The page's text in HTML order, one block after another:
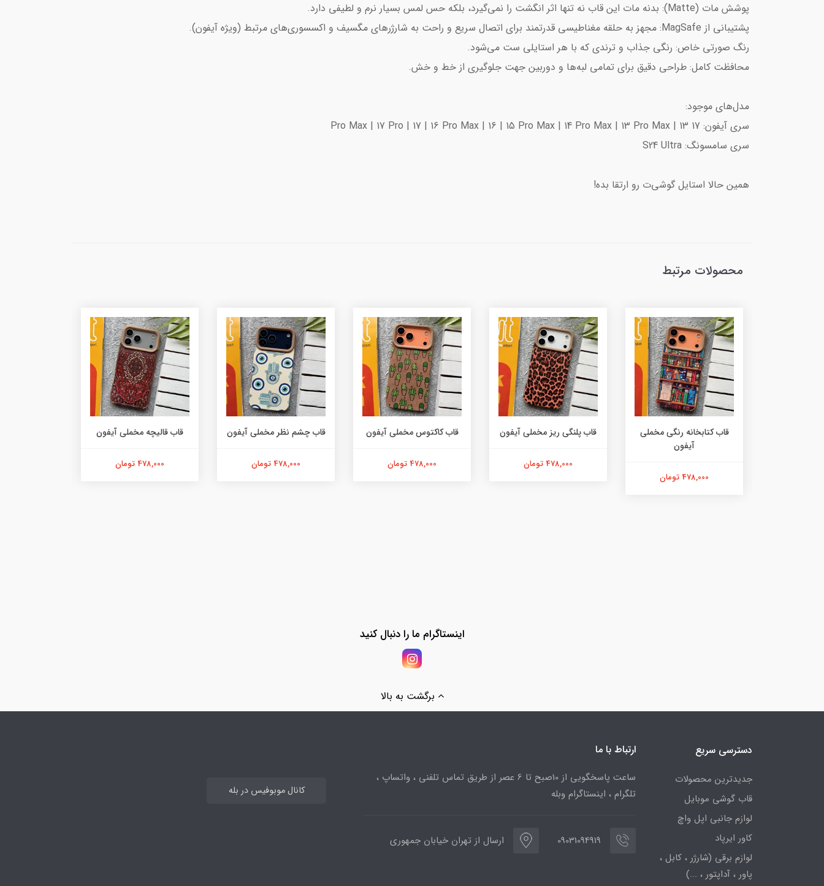
پوشش مات (Matte): بدنه مات این قاب نه تنها اثر انگشت را نمی‌گیرد، بلکه حس لمس بسیار نرم و لطیفی دارد.
پشتیبانی از MagSafe: مجهز به حلقه مغناطیسی قدرتمند برای اتصال سریع و راحت به شارژرهای مگسیف و اکسسوری‌های مرتبط (ویژه آیفون).
رنگ صورتی خاص: رنگی جذاب و ترندی که با هر استایلی ست می‌شود.
محافظت کامل: طراحی دقیق برای تمامی لبه‌ها و دوربین جهت جلوگیری از خط و خش.
مدل‌های موجود:
سری آیفون: 17 Pro Max | 17 Pro | 17 | 16 Pro Max | 16 | 15 Pro Max | 14 Pro Max | 13 Pro Max | 13
سری سامسونگ: S24 Ultra
همین حالا استایل گوشی‌ت رو ارتقا بده!
محصولات مرتبط
قاب کتابخانه رنگی مخملی
آیفون
478,000 تومان
قاب پلنگی ریز مخملی آیفون
478,000 تومان
قاب کاکتوس مخملی آیفون
478,000 تومان
قاب چشم نظر مخملی آیفون
478,000 تومان
قاب قالیچه مخملی آیفون
478,000 تومان
اینستاگرام ما را دنبال کنید
برگشت به بالا
دسترسی سریع
جدیدترین محصولات
قاب گوشی موبایل
لوازم جانبی اپل واچ
کاور ایرپاد
لوازم برقی (شارژر ، کابل ،
پاور ، آداپتور ، ...)
ارتباط با ما
ساعت پاسخگویی از 10صبح تا 6 عصر از طریق تماس تلفنی ، واتساپ ،
تلگرام ، اینستاگرام وبله
09031094919 ارسال از تهران خیابان جمهوری
کانال موبوفیس در بله